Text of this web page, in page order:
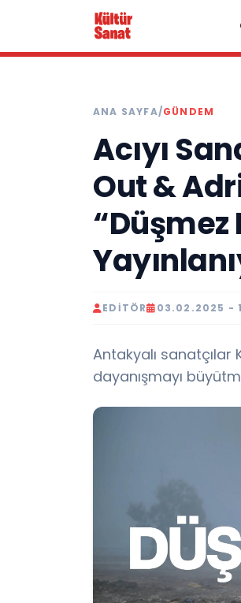
ANA SAYFA/GÜNDEM
Acıyı
Out &
“Düşmez
EDITÖR 03.02.2025 -
Antakyalı
dayanışmayı